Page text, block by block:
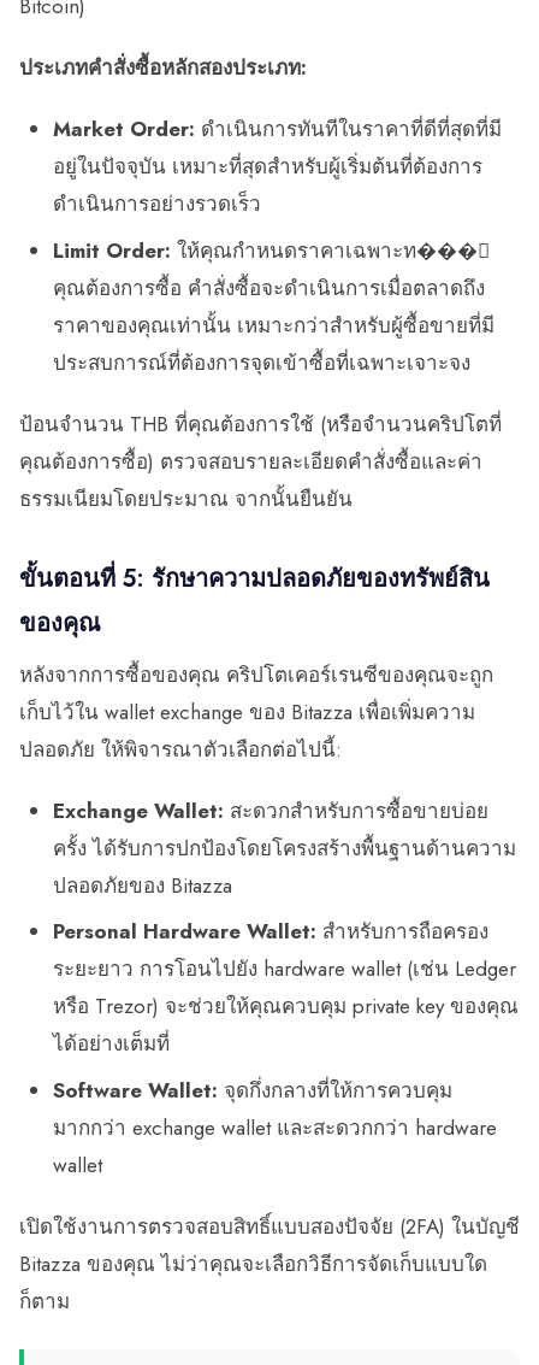
Bitcoin)
ประเภทคำสั่งซื้อหลักสองประเภท:
Market Order: ดำเนินการทันทีในราคาที่ดีที่สุดที่มี
อยู่ในปัจจุบัน เหมาะที่สุดสำหรับผู้เริ่มต้นที่ต้องการ
ดำเนินการอย่างรวดเร็ว
Limit Order: ให้คุณกำหนดราคาเฉพาะท���่
คุณต้องการซื้อ คำสั่งซื้อจะดำเนินการเมื่อตลาดถึง
ราคาของคุณเท่านั้น เหมาะกว่าสำหรับผู้ซื้อขายที่มี
ประสบการณ์ที่ต้องการจุดเข้าซื้อที่เฉพาะเจาะจง
ป้อนจำนวน THB ที่คุณต้องการใช้ (หรือจำนวนคริปโตที่
คุณต้องการซื้อ) ตรวจสอบรายละเอียดคำสั่งซื้อและค่า
ธรรมเนียมโดยประมาณ จากนั้นยืนยัน
ขั้นตอนที่ 5: รักษาความปลอดภัยของทรัพย์สิน
ของคุณ
หลังจากการซื้อของคุณ คริปโตเคอร์เรนซีของคุณจะถูก
เก็บไว้ใน wallet exchange ของ Bitazza เพื่อเพิ่มความ
ปลอดภัย ให้พิจารณาตัวเลือกต่อไปนี้:
Exchange Wallet: สะดวกสำหรับการซื้อขายบ่อย
ครั้ง ได้รับการปกป้องโดยโครงสร้างพื้นฐานด้านความ
ปลอดภัยของ Bitazza
Personal Hardware Wallet: สำหรับการถือครอง
ระยะยาว การโอนไปยัง hardware wallet (เช่น Ledger
หรือ Trezor) จะช่วยให้คุณควบคุม private key ของคุณ
ได้อย่างเต็มที่
Software Wallet: จุดกึ่งกลางที่ให้การควบคุม
มากกว่า exchange wallet และสะดวกกว่า hardware
wallet
เปิดใช้งานการตรวจสอบสิทธิ์แบบสองปัจจัย (2FA) ในบัญชี
Bitazza ของคุณ ไม่ว่าคุณจะเลือกวิธีการจัดเก็บแบบใด
ก็ตาม